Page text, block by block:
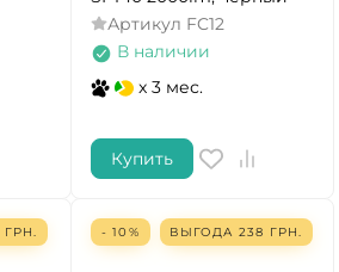
Артикул FC12
В наличии
x 3 мес.
Купить
ГРН. - 10% ВЫГОДА 238 ГРН.